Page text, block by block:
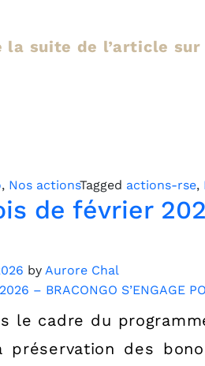
la suite de l’article sur
, Nos actionsTagged actions-rse,
de février
by Aurore Chal
le cadre du
préservation des